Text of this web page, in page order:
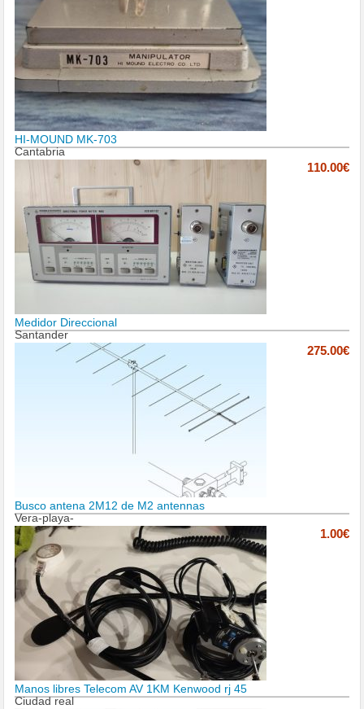
HI-MOUND MK-703
Cantabria
110.00€
Medidor Direccional
Santander
275.00€
Busco antena 2M12 de M2 antennas
Vera-playa-
1.00€
Manos libres Telecom AV 1KM Kenwood rj 45
Ciudad real